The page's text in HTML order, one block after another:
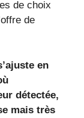
de choix
de
en
détectée,
mais très